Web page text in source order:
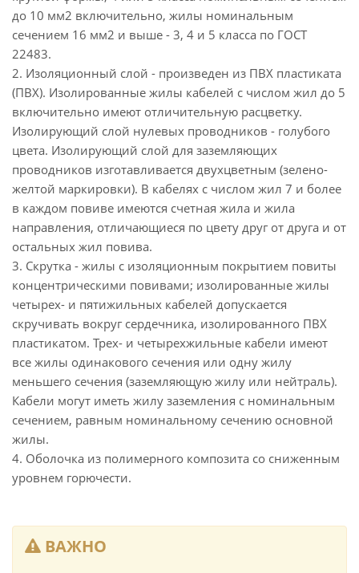
до 10 мм2 включительно, жилы номинальным
сечением 16 мм2 и выше - 3, 4 и 5 класса по ГОСТ
22483.
2. Изоляционный слой - произведен из ПВХ пластиката
(ПВХ). Изолированные жилы кабелей с числом жил до 5
включительно имеют отличительную расцветку.
Изолирующий слой нулевых проводников - голубого
цвета. Изолирующий слой для заземляющих
проводников изготавливается двухцветным (зелено-
желтой маркировки). В кабелях с числом жил 7 и более
в каждом повиве имеются счетная жила и жила
направления, отличающиеся по цвету друг от друга и от
остальных жил повива.
3. Скрутка - жилы с изоляционным покрытием повиты
концентрическими повивами; изолированные жилы
четырех- и пятижильных кабелей допускается
скручивать вокруг сердечника, изолированного ПВХ
пластикатом. Трех- и четырехжильные кабели имеют
все жилы одинакового сечения или одну жилу
меньшего сечения (заземляющую жилу или нейтраль).
Кабели могут иметь жилу заземления с номинальным
сечением, равным номинальному сечению основной
жилы.
4. Оболочка из полимерного композита со сниженным
уровнем горючести.
ВАЖНО